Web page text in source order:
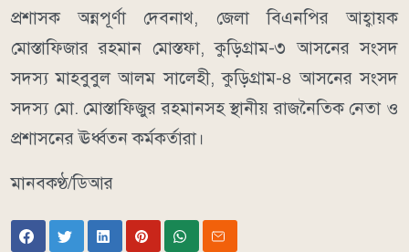
প্রশাসক অন্নপূর্ণা দেবনাথ, জেলা বিএনপির আহ্বায়ক
মোস্তাফিজার রহমান মোস্তফা, কুড়িগ্রাম-৩ আসনের সংসদ
সদস্য মাহবুবুল আলম সালেহী, কুড়িগ্রাম-৪ আসনের সংসদ
সদস্য মো. মোস্তাফিজুর রহমানসহ স্থানীয় রাজনৈতিক নেতা ও
প্রশাসনের ঊর্ধ্বতন কর্মকর্তারা।
মানবকণ্ঠ/ডিআর